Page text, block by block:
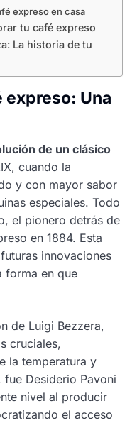
expreso en casa
tu café expreso
La historia de tu
expreso: Una
de un clásico
cuando la
y con mayor sabor
especiales. Todo
el pionero detrás de
en 1884. Esta
innovaciones
forma en que
de Luigi Bezzera,
cruciales,
la temperatura y
Desiderio Pavoni
nivel al producir
el acceso